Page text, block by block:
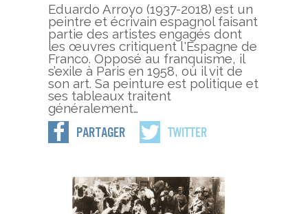
Eduardo Arroyo (1937-2018) est un
peintre et écrivain espagnol faisant
partie des artistes engagés dont
les œuvres critiquent l'Espagne de
Franco. Opposé au franquisme, il
s’exile à Paris en 1958, où il vit de
son art. Sa peinture est politique et
ses tableaux traitent
généralement…
Partager Twitter